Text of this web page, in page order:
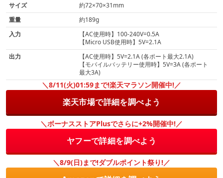
サイズ
約72×70×31mm
重量
約189g
入力
【AC使用時】100-240V=0.5A
【Micro USB使用時】5V=2.1A
出力
【AC使用時】5V=2.1A (各ポート最大2.1A)
【モバイルバッテリー使用時】5V=3A (各ポート
最大3A)
＼8/11(火)01:59まで!楽天マラソン開催中!／
楽天市場で詳細を調べよう
＼ボーナスストアPlusでさらに+2%開催中!／
ヤフーで詳細を調べよう
＼8/9(日)まで!ダブルポイント祭り!／